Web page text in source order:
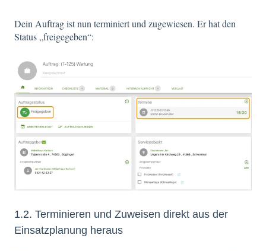
Dein Auftrag ist nun terminiert und zugewiesen. Er hat den
Status „freigegeben“:
1.2. Terminieren und Zuweisen direkt aus der
Einsatzplanung heraus